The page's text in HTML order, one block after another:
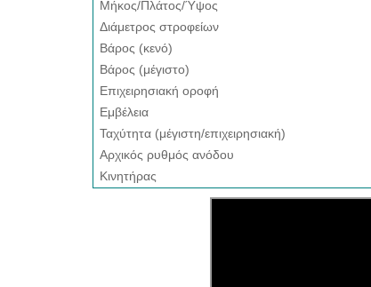
Μήκος/Πλάτος/Ύψος
Διάμετρος στροφείων
Βάρος (κενό)
Βάρος (μέγιστο)
Επιχειρησιακή οροφή
Εμβέλεια
Ταχύτητα (μέγιστη/επιχειρησιακή)
Αρχικός ρυθμός ανόδου
Κινητήρας